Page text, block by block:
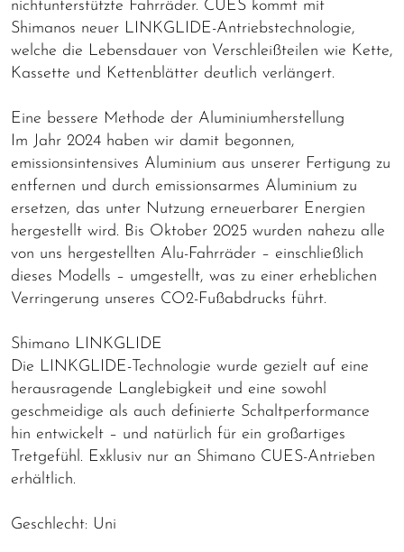
nichtunterstützte Fahrräder. CUES kommt mit
Shimanos neuer LINKGLIDE-Antriebstechnologie,
welche die Lebensdauer von Verschleißteilen wie Kette,
Kassette und Kettenblätter deutlich verlängert.
Eine bessere Methode der Aluminiumherstellung
Im Jahr 2024 haben wir damit begonnen,
emissionsintensives Aluminium aus unserer Fertigung zu
entfernen und durch emissionsarmes Aluminium zu
ersetzen, das unter Nutzung erneuerbarer Energien
hergestellt wird. Bis Oktober 2025 wurden nahezu alle
von uns hergestellten Alu-Fahrräder – einschließlich
dieses Modells – umgestellt, was zu einer erheblichen
Verringerung unseres CO2-Fußabdrucks führt.
Shimano LINKGLIDE
Die LINKGLIDE-Technologie wurde gezielt auf eine
herausragende Langlebigkeit und eine sowohl
geschmeidige als auch definierte Schaltperformance
hin entwickelt – und natürlich für ein großartiges
Tretgefühl. Exklusiv nur an Shimano CUES-Antrieben
erhältlich.
Geschlecht: Uni